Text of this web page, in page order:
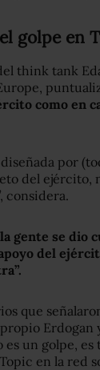
golpe en
think tank
como en
por
del ejército,
considera.
gente se dio
del
que
Erdogan
un golpe, es
en la red